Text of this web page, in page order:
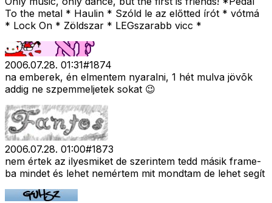
To the metal * Haulin * Szóld le az előtted írót * vótmá
* Lock On * Zöldszar * LEGszarabb vicc *
2006.07.28. 01:31#1874
na emberek, én elmentem nyaralni, 1 hét mulva jövõk
addig ne szpemmeljetek sokat 😉
2006.07.28. 01:00#1873
nem értek az ilyesmiket de szerintem tedd másik frame-
ba mindet és lehet nemértem mit mondtam de lehet segít